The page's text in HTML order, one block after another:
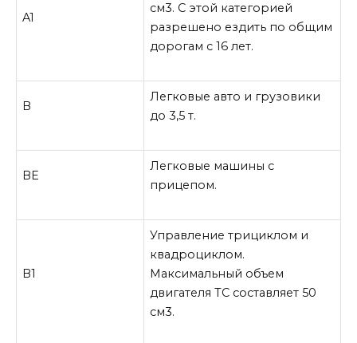
A1
см3. С этой категорией
разрешено ездить по общим
дорогам с 16 лет.
B
Легковые авто и грузовики
до 3,5 т.
BE
Легковые машины с
прицепом.
B1
Управление трициклом и
квадроциклом.
Максимальный объем
двигателя ТС составляет 50
см3.